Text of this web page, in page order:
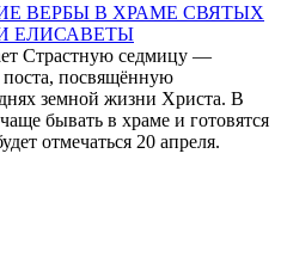
ВЕРБЫ В ХРАМЕ СВЯТЫХ
ЕЛИСАВЕТЫ
Страстную седмицу —
посвящённую
земной жизни Христа. В
бывать в храме и готовятся
отмечаться 20 апреля.